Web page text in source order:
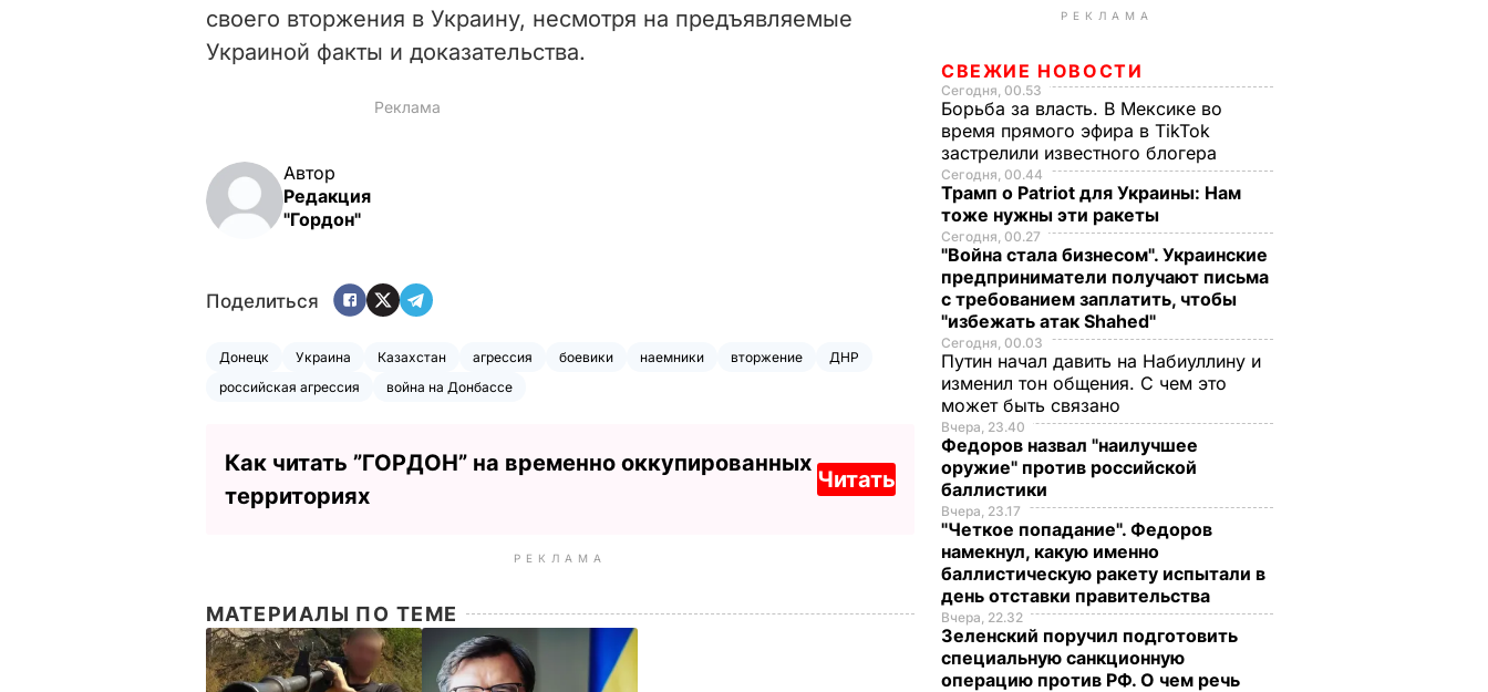
своего вторжения в Украину, несмотря на предъявляемые
Украиной факты и доказательства.
Автор
Редакция
"Гордон"
Поделиться
Донецк Украина Казахстан агрессия боевики наемники вторжение
ДНР
российская агрессия
война на Донбассе
Как читать ”ГОРДОН” на временно оккупированных
территориях
Читать
РЕКЛАМА
МАТЕРИАЛЫ ПО ТЕМЕ
РЕКЛАМА
СВЕЖИЕ НОВОСТИ
Сегодня, 00.53
Борьба за власть. В Мексике во
время прямого эфира в TikTok
застрелили известного блогера
Сегодня, 00.44
Трамп о Patriot для Украины: Нам
тоже нужны эти ракеты
Сегодня, 00.27
"Война стала бизнесом". Украинские
предприниматели получают письма
с требованием заплатить, чтобы
"избежать атак Shahed"
Сегодня, 00.03
Путин начал давить на Набиуллину и
изменил тон общения. С чем это
может быть связано
Вчера, 23.40
Федоров назвал "наилучшее
оружие" против российской
баллистики
Вчера, 23.17
"Четкое попадание". Федоров
намекнул, какую именно
баллистическую ракету испытали в
день отставки правительства
Вчера, 22.32
Зеленский поручил подготовить
специальную санкционную
операцию против РФ. О чем речь